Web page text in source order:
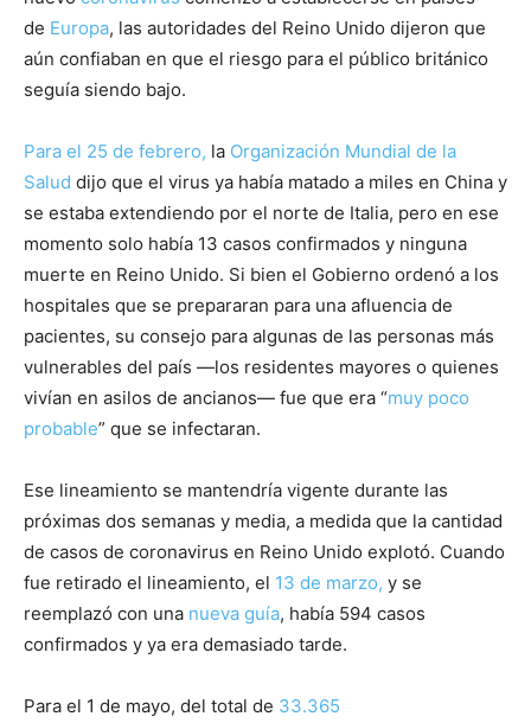
de Europa, las autoridades del Reino Unido dijeron que
aún confiaban en que el riesgo para el público británico
seguía siendo bajo.
Para el 25 de febrero, la Organización Mundial de la
Salud dijo que el virus ya había matado a miles en China y
se estaba extendiendo por el norte de Italia, pero en ese
momento solo había 13 casos confirmados y ninguna
muerte en Reino Unido. Si bien el Gobierno ordenó a los
hospitales que se prepararan para una afluencia de
pacientes, su consejo para algunas de las personas más
vulnerables del país —los residentes mayores o quienes
vivían en asilos de ancianos— fue que era “muy poco
probable” que se infectaran.
Ese lineamiento se mantendría vigente durante las
próximas dos semanas y media, a medida que la cantidad
de casos de coronavirus en Reino Unido explotó. Cuando
fue retirado el lineamiento, el 13 de marzo, y se
reemplazó con una nueva guía, había 594 casos
confirmados y ya era demasiado tarde.
Para el 1 de mayo, del total de 33.365